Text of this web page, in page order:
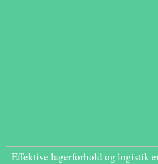
Effektive lagerforhold og logistik